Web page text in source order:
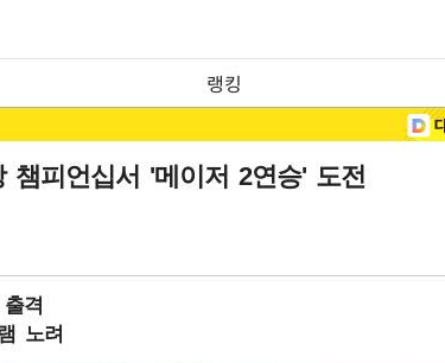
랭킹
챔피언십서 '메이저 2연승' 도전
격
노려